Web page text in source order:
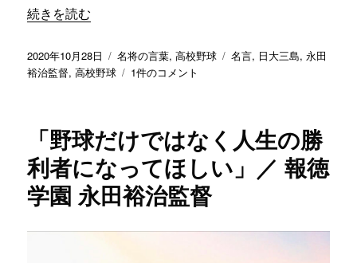
程
が
切」
／
日
大
三
“「チームが一つになったときは、どんなに弱いチーム
続きを読む
投
稿
2020年10月28日
カ
テ
名将の言葉,高校野球
タ
名言, 日大三島,永田
裕治監督,高校野球
「チ
一
つ
に
な
っ
1件のコメント
「野球だけではなく人生の勝
利者になってほしい」／ 報徳
学園 永田裕治監督